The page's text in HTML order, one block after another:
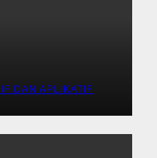
DAN APLIKATIF